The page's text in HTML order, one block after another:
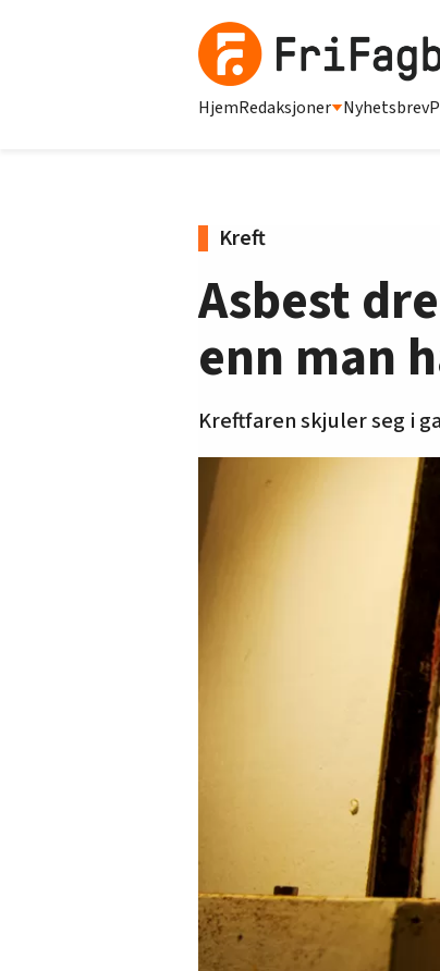
HjemRedaksjoner Nyhetsbrev
Kreft
Asbest
enn man
Kreftfaren skjuler seg i